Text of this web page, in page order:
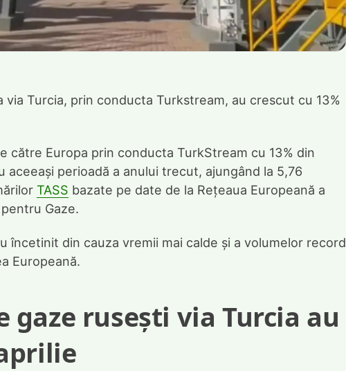
Turcia, prin conducta Turkstream, au crescut cu 13%
către Europa prin conducta TurkStream cu 13% din
aceeași perioadă a anului trecut, ajungând la 5,76
TASS bazate pe date de la Rețeaua Europeană a
Gaze.
încetinit din cauza vremii mai calde și a volumelor record
Europeană.
gaze rusești via Turcia au